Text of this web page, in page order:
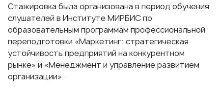
Стажировка была организована в период обучения
слушателей в Институте МИРБИС по
образовательным программам профессиональной
переподготовки «Маркетинг: стратегическая
устойчивость предприятий на конкурентном
рынке» и «Менеджмент и управление развитием
организации».